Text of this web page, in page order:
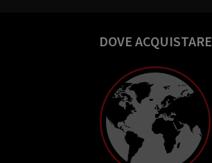
DOVE ACQUISTARE